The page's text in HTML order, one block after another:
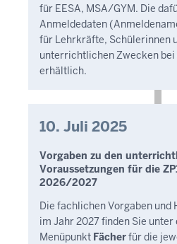
für EESA, MSA/GYM. Die
Anmeldedaten
für Lehrkräfte, Schülerinnen
unterrichtlichen Zwecken
erhältlich.
10. Juli 2025
Vorgaben zu den
Voraussetzungen für die
2026/2027
Die fachlichen Vorgaben und
im Jahr 2027 finden Sie unter
Menüpunkt Fächerfür die